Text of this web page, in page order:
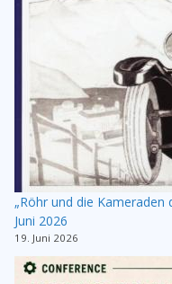
„Röhr und die Kameraden
Juni 2026
19. Juni 2026